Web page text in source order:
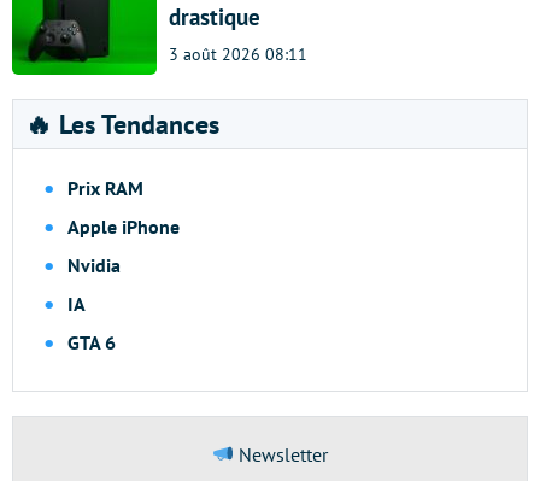
drastique
3 août 2026 08:11
🔥 Les Tendances
Prix RAM
Apple iPhone
Nvidia
IA
GTA 6
Newsletter